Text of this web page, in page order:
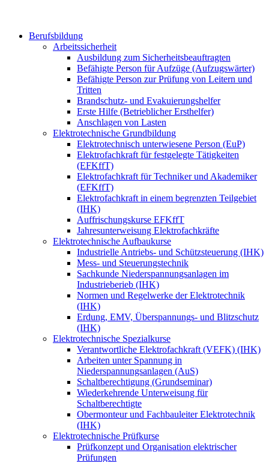
Berufsbildung
Arbeitssicherheit
Ausbildung zum Sicherheitsbeauftragten
Befähigte Person für Aufzüge (Aufzugswärter)
Befähigte Person zur Prüfung von Leitern und
Tritten
Brandschutz- und Evakuierungshelfer
Erste Hilfe (Betrieblicher Ersthelfer)
Anschlagen von Lasten
Elektrotechnische Grundbildung
Elektrotechnisch unterwiesene Person (EuP)
Elektrofachkraft für festgelegte Tätigkeiten
(EFKffT)
Elektrofachkraft für Techniker und Akademiker
(EFKffT)
Elektrofachkraft in einem begrenzten Teilgebiet
(IHK)
Auffrischungskurse EFKffT
Jahresunterweisung Elektrofachkräfte
Elektrotechnische Aufbaukurse
Industrielle Antriebs- und Schützsteuerung (IHK)
Mess- und Steuerungstechnik
Sachkunde Niederspannungsanlagen im
Industrieberieb (IHK)
Normen und Regelwerke der Elektrotechnik
(IHK)
Erdung, EMV, Überspannungs- und Blitzschutz
(IHK)
Elektrotechnische Spezialkurse
Verantwortliche Elektrofachkraft (VEFK) (IHK)
Arbeiten unter Spannung in
Niederspannungsanlagen (AuS)
Schaltberechtigung (Grundseminar)
Wiederkehrende Unterweisung für
Schaltberechtigte
Obermonteur und Fachbauleiter Elektrotechnik
(IHK)
Elektrotechnische Prüfkurse
Prüfkonzept und Organisation elektrischer
Prüfungen